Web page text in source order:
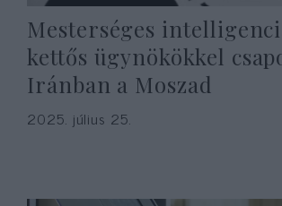
Mesterséges
kettős ügynökökkel
Iránban a Moszad
2025. július 25.